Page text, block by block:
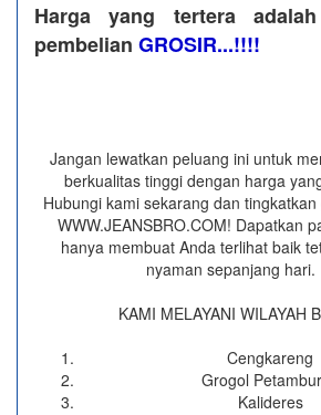
Harga yang tertera
pembelian GROSIR...!!!!
Jangan lewatkan peluang ini untuk
berkualitas tinggi dengan harga
Hubungi kami sekarang dan
WWW.JEANSBRO.COM! Dapatkan
hanya membuat Anda terlihat baik
nyaman sepanjang hari.
KAMI MELAYANI WILAYAH
Cengkareng
Grogol
Kalideres